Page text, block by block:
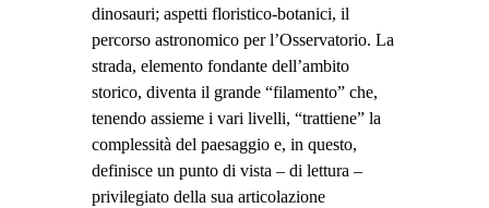
dinosauri; aspetti floristico-botanici, il
percorso astronomico per l’Osservatorio. La
strada, elemento fondante dell’ambito
storico, diventa il grande “filamento” che,
tenendo assieme i vari livelli, “trattiene” la
complessità del paesaggio e, in questo,
definisce un punto di vista – di lettura –
privilegiato della sua articolazione